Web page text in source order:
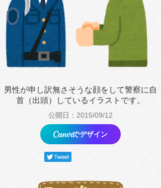
男性が申し訳無さそうな顔をして警察に自
首（出頭）しているイラストです。
公開日：2015/09/12
でデザイン